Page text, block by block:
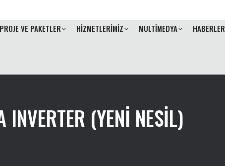
PROJE VE PAKETLER HİZMETLERİMİZ MULTİMEDYA HABERLER
(YENİ NESİL)